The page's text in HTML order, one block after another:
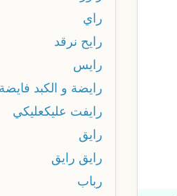
راي
رايح نرقد
رايس
رايضة و الكبد فايضة
رايفت عليكعليكي
رايق
رايق رايق
رباب